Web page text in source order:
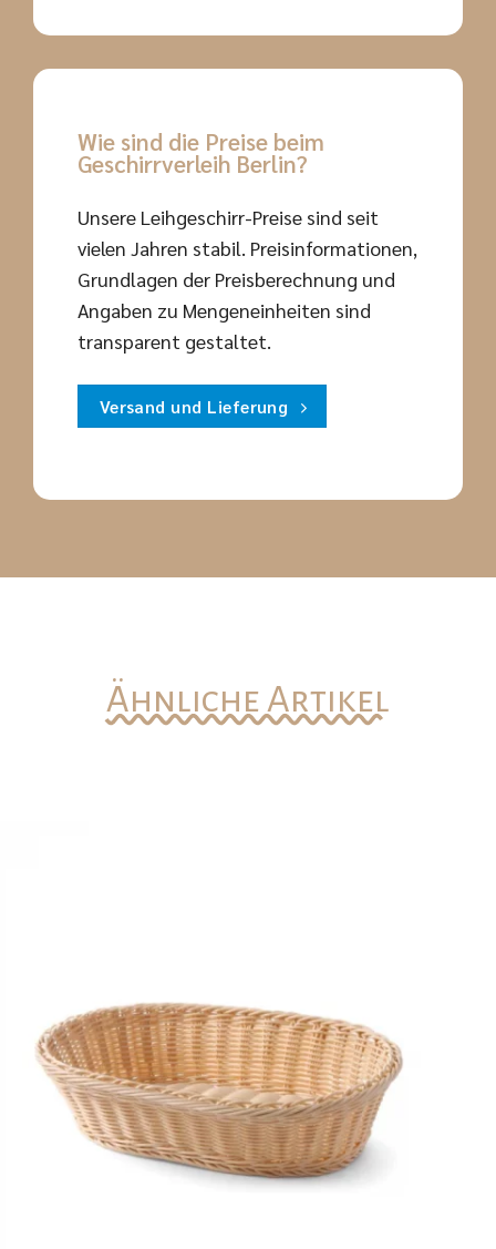
Wie sind die Preise beim
Geschirrverleih Berlin?
Unsere Leihgeschirr-Preise sind seit
vielen Jahren stabil. Preisinformationen,
Grundlagen der Preisberechnung und
Angaben zu Mengeneinheiten sind
transparent gestaltet.
Versand und Lieferung
Ähnliche Artikel